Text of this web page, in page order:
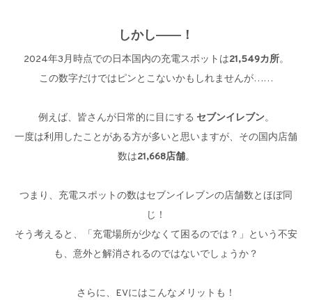
しかし――！
2024年3月時点での日本国内の充電スポットは21,549カ所。
この数字だけではピンとこないかもしれませんが……
例えば、皆さんが日常的に目にする セブンイレブン。
一度は利用したことがある方が多いと思いますが、その国内店舗
数は21,668店舗。
つまり、充電スポットの数はセブンイレブンの店舗数とほぼ同
じ！
そう考えると、「充電場所が少なくて困るのでは？」という不安
も、意外と解消されるのではないでしょうか？
さらに、EVにはこんなメリットも！